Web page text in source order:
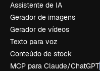
Assistente de IA
Gerador de imagens
Gerador de vídeos
Texto para voz
Conteúdo de stock
MCP para Claude/ChatGPT